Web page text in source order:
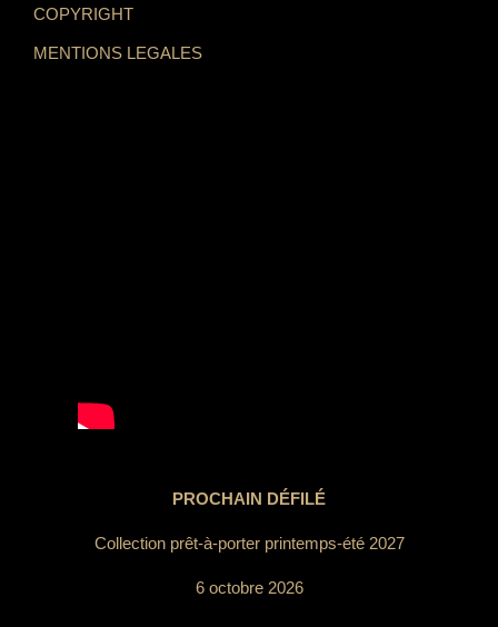
COPYRIGHT
MENTIONS LEGALES
PROCHAIN DÉFILÉ
Collection prêt-à-porter printemps-été 2027
6 octobre 2026